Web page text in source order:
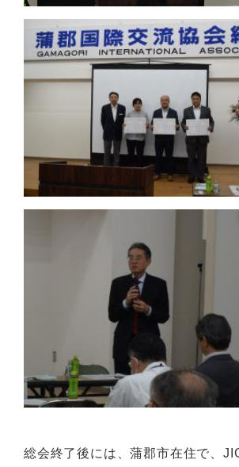
総会終了後には、蒲郡市在住で、